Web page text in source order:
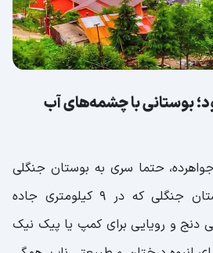
بوستانی با چشمه‌های آب
حتما سری به بوستان جنگلی
که در 9 کیلومتری جاده
دنج و رویایی برای کمپ یا پیک نیک